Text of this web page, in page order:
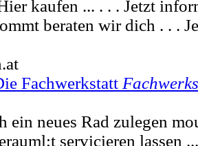
kaufen ... . . . Jetzt
beraten wir dich . . .
Fachwerkstatt
ein neues Rad zulegen
servicieren lassen